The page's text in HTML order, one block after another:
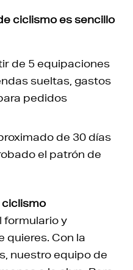
ciclismo es sencillo
de 5 equipaciones
sueltas, gastos
pedidos
de 30 días
el patrón de
formulario y
quieres. Con la
nuestro equipo de